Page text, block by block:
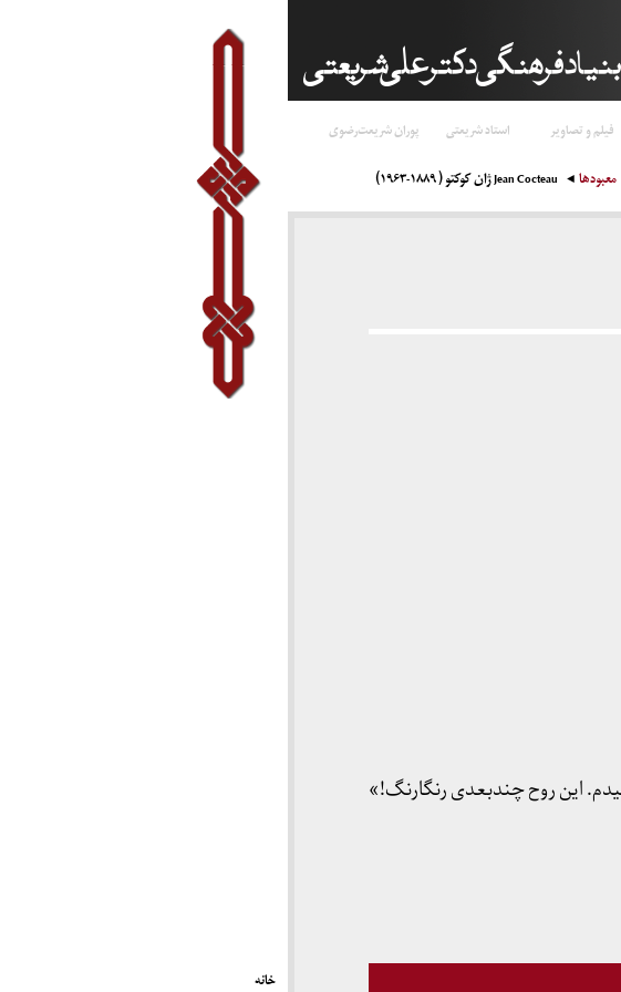
فیلم و تصاویر استاد شریعتی پوران شریعت‌رضوی
معبودها Jean Cocteau ژان کوکتو ( ۱۸۸۹-۱۹۶۳)
این روح چندبعدی رنگارنگ!»
خانه